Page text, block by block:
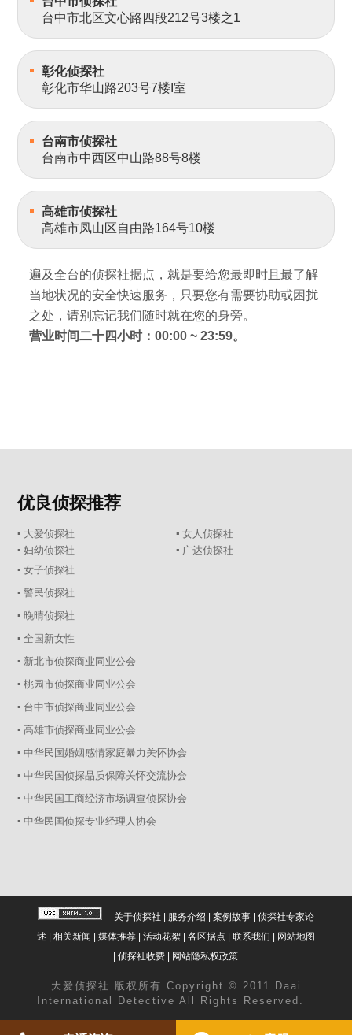
台中市北区文心路四段212号3楼之1
彰化侦探社
彰化市华山路203号7楼I室
台南市侦探社
台南市中西区中山路88号8楼
高雄市侦探社
高雄市凤山区自由路164号10楼
遍及全台的侦探社据点，就是要给您最即时且最了解
当地状况的安全快速服务，只要您有需要协助或困扰
之处，请别忘记我们随时就在您的身旁。
营业时间二十四小时：00:00 ~ 23:59。
优良侦探推荐
▪ 大爱侦探社
▪ 女人侦探社
▪ 妇幼侦探社
▪ 广达侦探社
▪ 女子侦探社
▪ 警民侦探社
▪ 晚晴侦探社
▪ 全国新女性
▪ 新北市侦探商业同业公会
▪ 桃园市侦探商业同业公会
▪ 台中市侦探商业同业公会
▪ 高雄市侦探商业同业公会
▪ 中华民国婚姻感情家庭暴力关怀协会
▪ 中华民国侦探品质保障关怀交流协会
▪ 中华民国工商经济市场调查侦探协会
▪ 中华民国侦探专业经理人协会
关于侦探社 服务介绍 案例故事| 侦探社专家论
述
相关新闻 媒体推荐| 活动花絮| 各区据点 联系我们
网站地图
|侦探社收费 网站隐私权政策
大爱 侦探社
版权所有 Copyright © 2011 Daai
International Detective All Rights Reserved.